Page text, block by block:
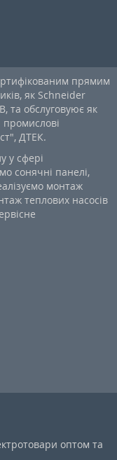
прямим
як Schneider
та обслуговуює як
промислові
ДТЕК.
у сфері
сонячні панелі,
монтаж
теплових насосів
оптом та